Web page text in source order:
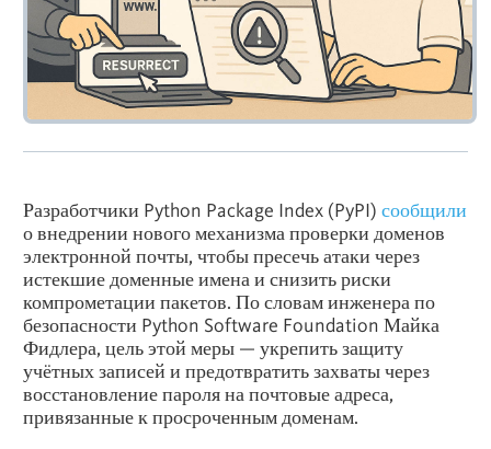
Разработчики Python Package Index (PyPI) сообщили
о внедрении нового механизма проверки доменов
электронной почты, чтобы пресечь атаки через
истекшие доменные имена и снизить риски
компрометации пакетов. По словам инженера по
безопасности Python Software Foundation Майка
Фидлера, цель этой меры — укрепить защиту
учётных записей и предотвратить захваты через
восстановление пароля на почтовые адреса,
привязанные к просроченным доменам.